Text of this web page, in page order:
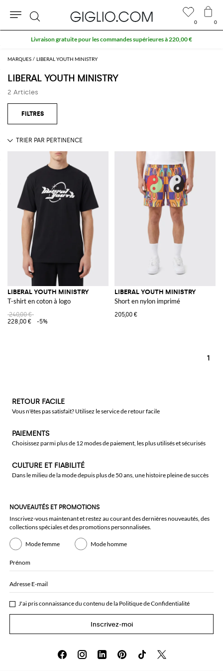
MARQUES LIBERAL YOUTH MINISTRY
LIBERAL YOUTH MINISTRY
2 Articles
LIBERAL YOUTH MINISTRY
T-shirt en coton à logo
240,00 €
228,00 €
-5%
LIBERAL YOUTH MINISTRY
Short en nylon imprimé
205,00 €
1
0 0
Rechercher
Livraison gratuite pour les commandes supérieures à 220,00 €
RETOUR FACILE
Vous n'êtes pas satisfait? Utilisez le service de retour facile
PAIEMENTS
Choisissez parmi plus de 12 modes de paiement, les plus utilisés et sécurisés
CULTURE ET FIABILITÉ
Dans le milieu de la mode depuis plus de 50 ans, une histoire pleine de succès
NOUVEAUTÉS ET PROMOTIONS
Inscrivez-vous maintenant et restez au courant des dernières nouveautés, des
collections spéciales et des promotions personnalisées.
Mode femme Mode homme
Prénom
Adresse E-mail
J'ai pris connaissance du contenu de la Politique de Confidentialité
Inscrivez-moi